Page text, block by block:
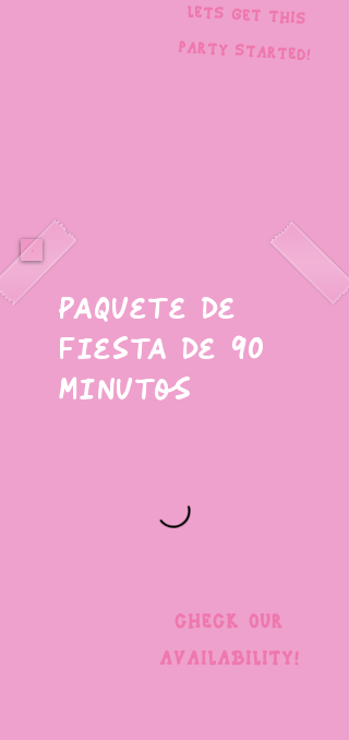
LETS GET THIS
PARTY STARTED!
Paquete de
fiesta de 90
minutos
CHECK OUR
AVAILABILITY!